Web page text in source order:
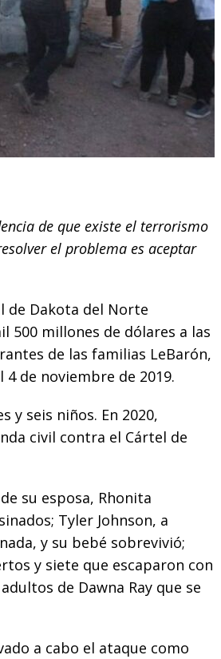
de que existe el terrorismo
el problema es aceptar
de Dakota del Norte
500 millones de dólares a las
de las familias LeBarón,
4 de noviembre de 2019.
y seis niños. En 2020,
civil contra el Cártel de
su esposa, Rhonita
Tyler Johnson, a
y su bebé sobrevivió;
y siete que escaparon con
de Dawna Ray que se
a cabo el ataque como